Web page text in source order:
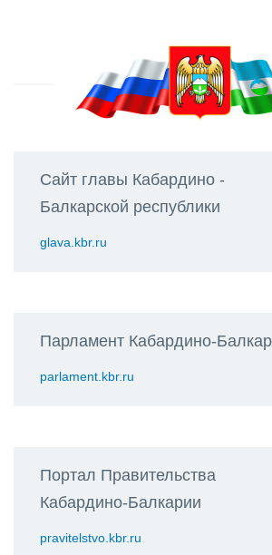
Сайт главы Кабардино -
Балкарской республики
glava.kbr.ru
Парламент Кабардино-
parlament.kbr.ru
Портал Правительства
Кабардино-Балкарии
pravitelstvo.kbr.ru